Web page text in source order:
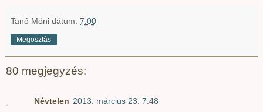
Tanó Móni dátum: 7:00
Megosztás
80 megjegyzés:
Névtelen 2013. március 23. 7:48